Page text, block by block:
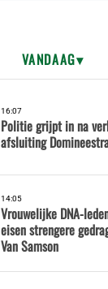
VANDAAG
16:07
Politie grijpt in na
afsluiting
14:05
Vrouwelijke DNA-
eisen strengere
Van Samson